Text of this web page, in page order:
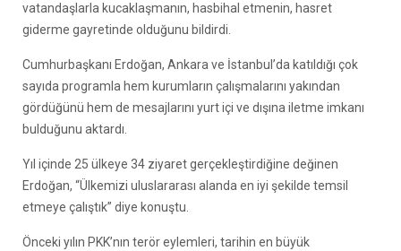
vatandaşlarla kucaklaşmanın, hasbihal etmenin, hasret
giderme gayretinde olduğunu bildirdi.
Cumhurbaşkanı Erdoğan, Ankara ve İstanbul’da katıldığı çok
sayıda programla hem kurumların çalışmalarını yakından
gördüğünü hem de mesajlarını yurt içi ve dışına iletme imkanı
bulduğunu aktardı.
Yıl içinde 25 ülkeye 34 ziyaret gerçekleştirdiğine değinen
Erdoğan, “Ülkemizi uluslararası alanda en iyi şekilde temsil
etmeye çalıştık” diye konuştu.
Önceki yılın PKK’nın terör eylemleri, tarihin en büyük